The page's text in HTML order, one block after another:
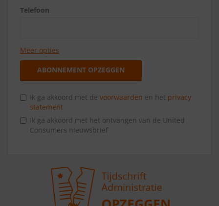
Telefoon
Meer opties
ABONNEMENT OPZEGGEN
Ik ga akkoord met de voorwaarden en het privacy
statement
Ik ga akkoord met het ontvangen van de United
Consumers nieuwsbrief